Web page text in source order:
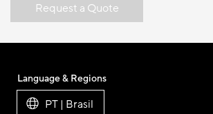
Request a Quote
Language & Regions
PT | Brasil